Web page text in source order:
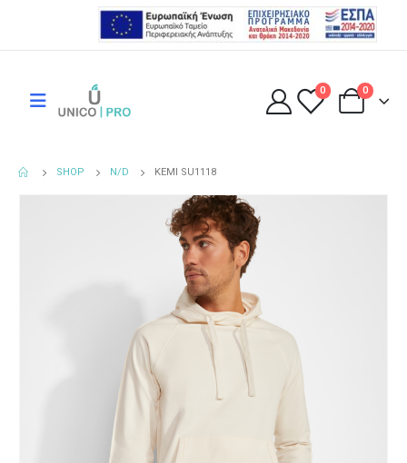
0 0
SHOP N/D KEMI SU1118